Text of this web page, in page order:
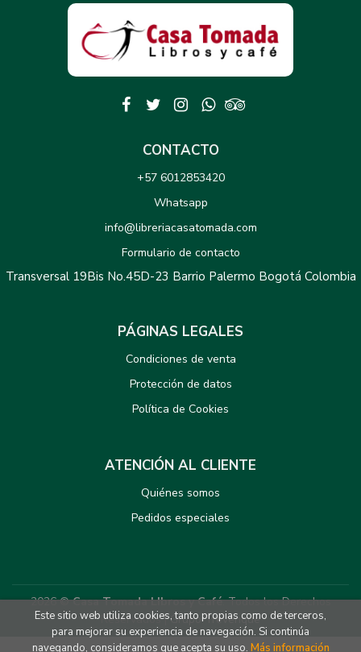
CONTACTO
+57 6012853420
Whatsapp
info@libreriacasatomada.com
Formulario de contacto
Transversal 19Bis No.45D-23 Barrio Palermo Bogotá Colombia
PÁGINAS LEGALES
Condiciones de venta
Protección de datos
Política de Cookies
ATENCIÓN AL CLIENTE
Quiénes somos
Pedidos especiales
2026 ©Casa Tomada LIbros y Café. Todos los Derechos
Reservados |Grupo Trevenque
Este sitio web utiliza cookies, tanto propias como de terceros,
para mejorar su experiencia de navegación. Si continúa
navegando, consideramos que acepta su uso. Más información